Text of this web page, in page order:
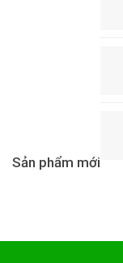
Sản phẩm mới